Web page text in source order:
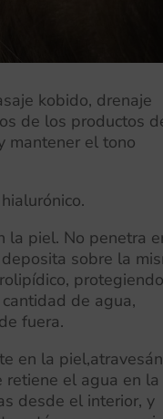
kobido, drenaje
de los productos
mantener el tono
la piel. No penetra
sobre la
de agua,
fuera.
en la
el agua en la
desde el interior, y